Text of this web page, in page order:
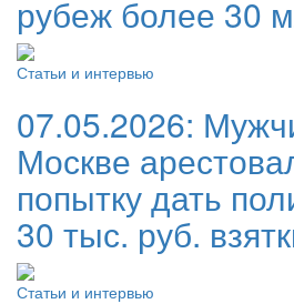
рубеж более 30
Статьи и интервью
07.05.2026:
Москве
попытку дать
30 тыс. руб.
Статьи и интервью